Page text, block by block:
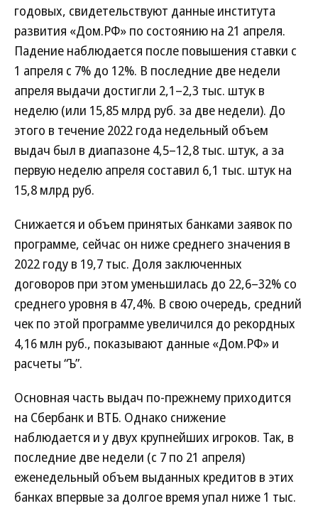
годовых, свидетельствуют данные института
развития «Дом.РФ» по состоянию на 21 апреля.
Падение наблюдается после повышения ставки с
1 апреля с 7% до 12%. В последние две недели
апреля выдачи достигли 2,1–2,3 тыс. штук в
неделю (или 15,85 млрд руб. за две недели). До
этого в течение 2022 года недельный объем
выдач был в диапазоне 4,5–12,8 тыс. штук, а за
первую неделю апреля составил 6,1 тыс. штук на
15,8 млрд руб.
Снижается и объем принятых банками заявок по
программе, сейчас он ниже среднего значения в
2022 году в 19,7 тыс. Доля заключенных
договоров при этом уменьшилась до 22,6–32% со
среднего уровня в 47,4%. В свою очередь, средний
чек по этой программе увеличился до рекордных
4,16 млн руб., показывают данные «Дом.РФ» и
расчеты “Ъ”.
Основная часть выдач по-прежнему приходится
на Сбербанк и ВТБ. Однако снижение
наблюдается и у двух крупнейших игроков. Так, в
последние две недели (с 7 по 21 апреля)
еженедельный объем выданных кредитов в этих
банках впервые за долгое время упал ниже 1 тыс.